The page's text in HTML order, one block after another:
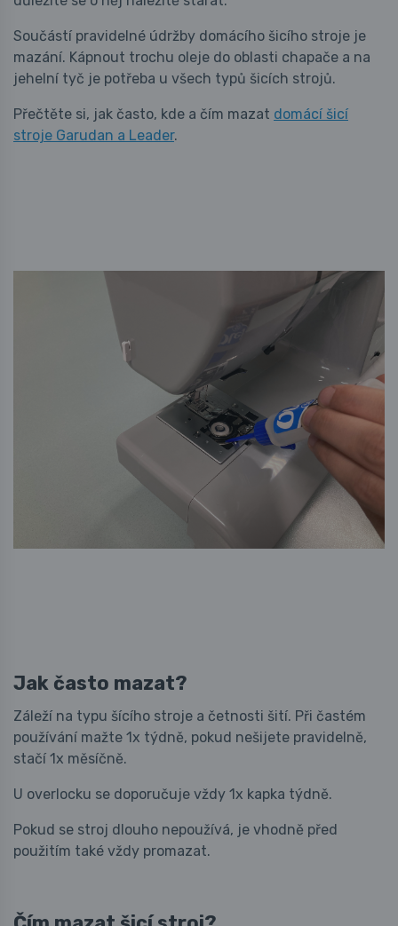
Součástí pravidelné údržby domácího šicího stroje je
mazání. Kápnout trochu oleje do oblasti chapače a na
jehelní tyč je potřeba u všech typů šicích strojů.
Přečtěte si, jak často, kde a čím mazat domácí šicí
stroje Garudan a Leader.
Jak často mazat?
Záleží na typu šícího stroje a četnosti šití. Při častém
používání mažte 1x týdně, pokud nešijete pravidelně,
stačí 1x měsíčně.
U overlocku se doporučuje vždy 1x kapka týdně.
Pokud se stroj dlouho nepoužívá, je vhodně před
použitím také vždy promazat.